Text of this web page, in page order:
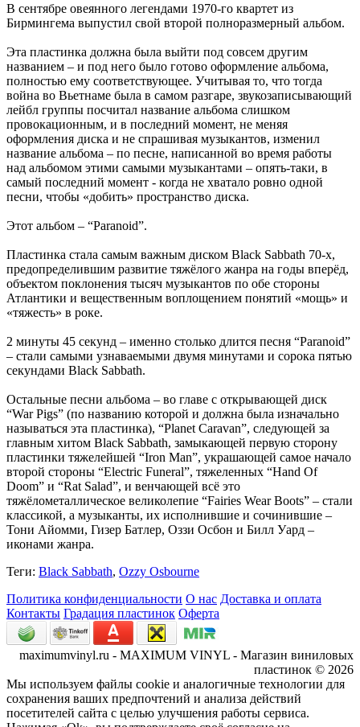
В сентябре овеянного легендами 1970-го квартет из
Бирмингема выпустил свой второй полноразмерный альбом.
Эта пластинка должна была выйти под совсем другим
названием – и под него было готово оформление альбома,
полностью ему соответствующее. Учитывая то, что тогда
война во Вьетнаме была в самом разгаре, звукозаписывающий
лейбл группы посчитал название альбома слишком
провокационным, и в последний момент, не меняя
оформления диска и не спрашивая музыкантов, изменил
название альбома – по песне, написанной во время работы
над альбомом этими самыми музыкантами – опять-таки, в
самый последний момент - когда не хватало ровно одной
песни, чтобы «добить» пространство диска.
Этот альбом – “Paranoid”.
Пластинка стала самым важным диском Black Sabbath 70-х,
предопределившим развитие тяжёлого жанра на годы вперёд,
объектом поклонения тысяч музыкантов по обе стороны
Атлантики и вещественным воплощением понятий «мощь» и
«тяжесть» в роке.
2 минуты 45 секунд – именно столько длится песня “Paranoid”
– стали самыми узнаваемыми двумя минутами и сорока пятью
секундами Black Sabbath.
Остальные песни альбома – во главе с открывающей диск
“War Pigs” (по названию которой и должна была изначально
называться эта пластинка), “Planet Caravan”, следующей за
главным хитом Black Sabbath, замыкающей первую сторону
пластинки тяжелейшей “Iron Man”, украшающей самое начало
второй стороны “Electric Funeral”, тяжеленных “Hand Of
Doom” и “Rat Salad”, и венчающей всё это
тяжёлометаллическое великолепие “Fairies Wear Boots” – стали
классикой, а музыканты, их исполнившие и сочинившие –
Тони Айомми, Гизер Батлер, Оззи Осбон и Билл Уард –
иконами жанра.
Теги: Black Sabbath, Ozzy Osbourne
Политика конфиденциальности О нас Доставка и оплата
Контакты Градация пластинок Оферта
maximumvinyl.ru - MAXIMUM VINYL - Магазин виниловых
пластинок © 2026
Подпишитесь на рассылку магазина Maximum
Vinyl и получитепромокод на скидку 5%
Предоставлено SendPulse
Мы используем файлы cookie и аналогичные технологии для
сохранения ваших предпочтений и анализа действий
посетителей сайта с целью улучшения работы сервиса.